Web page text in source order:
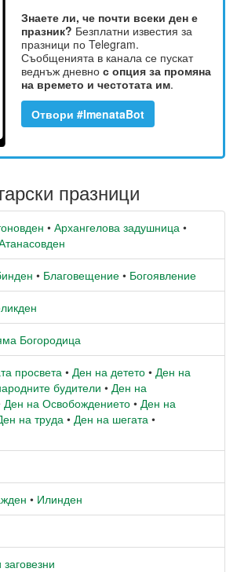
Знаете ли, че почти всеки ден е
празник? Безплатни известия за
празници по Telegram.
Съобщенията в канала се пускат
веднъж дневно с опция за промяна
на времето и честотата им.
Отвори #ImenataBot
празници
• Архангелова задушница •
• Благовещение • Богоявление
Богородица
просвета • Ден на детето • Ден на
будители • Ден на
Ден на Освобождението • Ден на
на труда • Ден на шегата •
• Илинден